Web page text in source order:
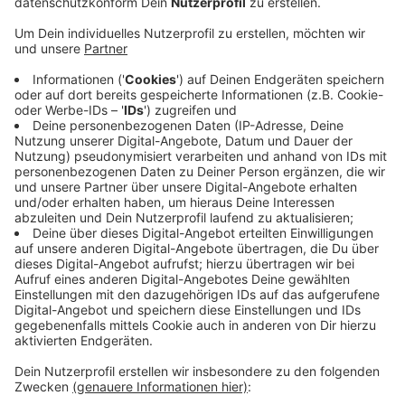
In Mettmann hat sich eine Initiative gegen die
Beiträge gegründet. Otto Grochtdreis ist Mitglied und
ärgert sich auch über die teilweise absurde
Berechnung der Kosten. Diese Woche hat der 72-
jährige jeden Tag alleine vor dem Landtag mit
Schildern gegen die Beiträge protestiert. In
Einzelfällen können die Straßenbaubeiträge für
Anwohner in den fünfstelligen Bereich gehen, sagt
seine Mettmanner Initiative. Der Bund der
Steuerzahler hat landesweit über 400.000
Unterschriften gesammelt, dass die Regelung
abgeschafft werden soll.